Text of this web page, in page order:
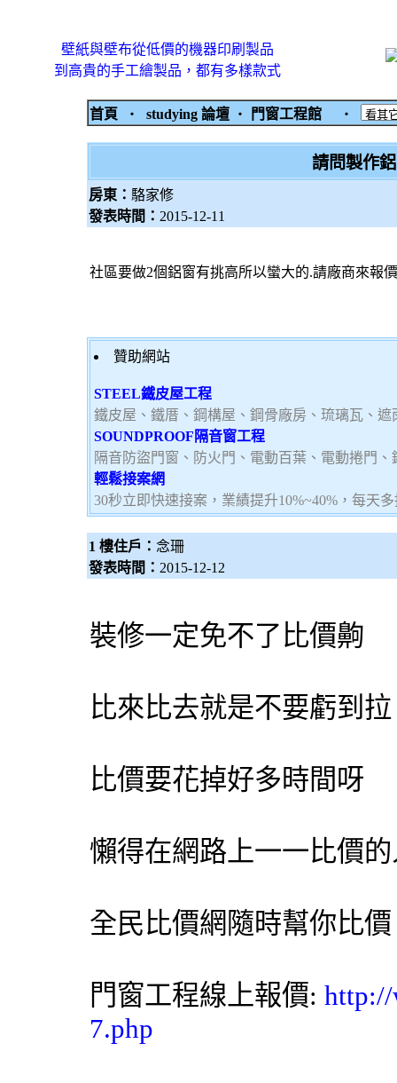
壁紙與壁布從低價的機器印刷製品
到高貴的手工繪製品，都有多樣款式
首頁 ‧ studying 論壇 ‧ 門窗工程館 ‧
請問製作
房東： 駱家修
發表時間： 2015-12-11
社區要做2個鋁窗有挑高所以蠻大的.請廠商來報價
贊助網站
STEEL鐵皮屋工程
鐵皮屋、鐵厝、鋼構屋、鋼骨廠房、琉璃瓦、
SOUNDPROOF隔音窗工程
隔音防盜門窗、防火門、電動百葉、電動捲門
輕鬆接案網
30秒立即快速接案，業績提升10%~40%，每天
1 樓住戶： 念珊
發表時間： 2015-12-12
裝修一定免不了比價齁
比來比去就是不要虧到拉
比價要花掉好多時間呀
懶得在網路上一一比價
全民比價網 隨時幫你比
門窗工程線上報價: http://
7.php